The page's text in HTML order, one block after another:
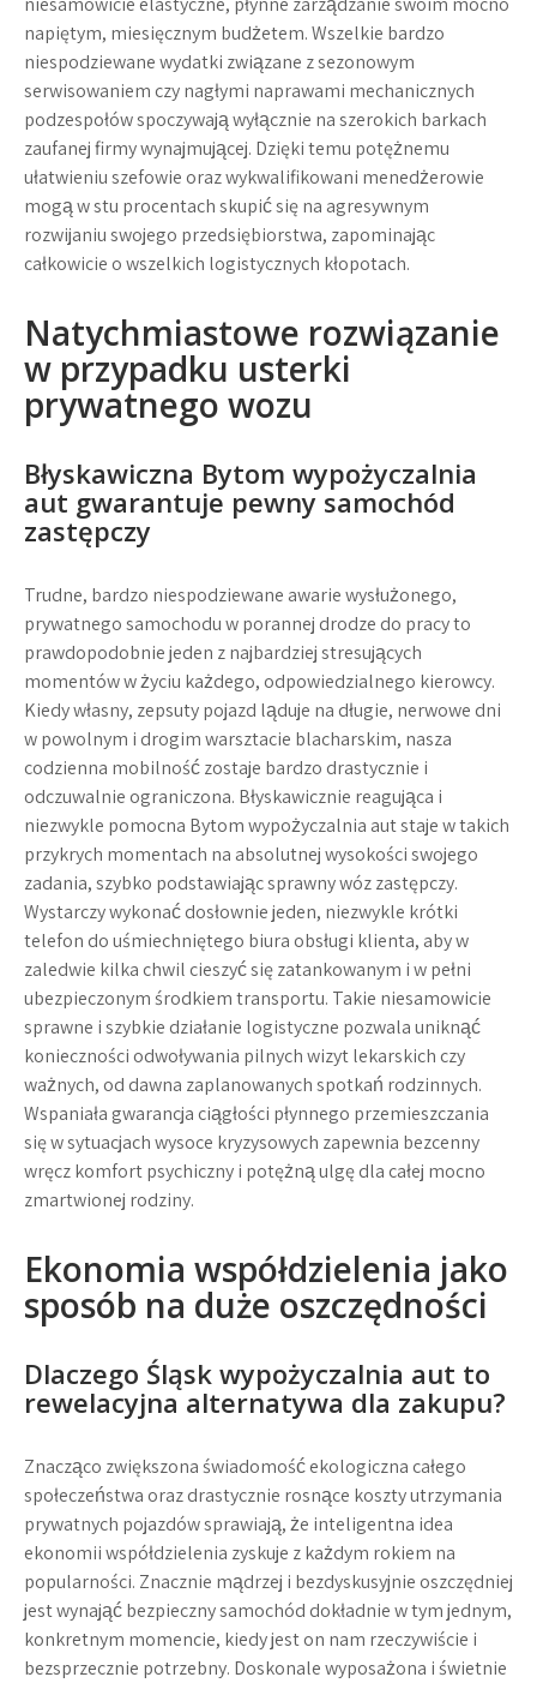
napiętym, miesięcznym budżetem. Wszelkie bardzo
niespodziewane wydatki związane z sezonowym
serwisowaniem czy nagłymi naprawami mechanicznych
podzespołów spoczywają wyłącznie na szerokich barkach
zaufanej firmy wynajmującej. Dzięki temu potężnemu
ułatwieniu szefowie oraz wykwalifikowani menedżerowie
mogą w stu procentach skupić się na agresywnym
rozwijaniu swojego przedsiębiorstwa, zapominając
całkowicie o wszelkich logistycznych kłopotach.
Natychmiastowe rozwiązanie
w przypadku usterki
prywatnego wozu
Błyskawiczna Bytom wypożyczalnia
aut gwarantuje pewny samochód
zastępczy
Trudne, bardzo niespodziewane awarie wysłużonego,
prywatnego samochodu w porannej drodze do pracy to
prawdopodobnie jeden z najbardziej stresujących
momentów w życiu każdego, odpowiedzialnego kierowcy.
Kiedy własny, zepsuty pojazd ląduje na długie, nerwowe dni
w powolnym i drogim warsztacie blacharskim, nasza
codzienna mobilność zostaje bardzo drastycznie i
odczuwalnie ograniczona. Błyskawicznie reagująca i
niezwykle pomocna Bytom wypożyczalnia autstaje w takich
przykrych momentach na absolutnej wysokości swojego
zadania, szybko podstawiając sprawny wóz zastępczy.
Wystarczy wykonać dosłownie jeden, niezwykle krótki
telefon do uśmiechniętego biura obsługi klienta, aby w
zaledwie kilka chwil cieszyć się zatankowanym i w pełni
ubezpieczonym środkiem transportu. Takie niesamowicie
sprawne i szybkie działanie logistyczne pozwala uniknąć
konieczności odwoływania pilnych wizyt lekarskich czy
ważnych, od dawna zaplanowanych spotkań rodzinnych.
Wspaniała gwarancja ciągłości płynnego przemieszczania
się w sytuacjach wysoce kryzysowych zapewnia bezcenny
wręcz komfort psychiczny i potężną ulgę dla całej mocno
zmartwionej rodziny.
Ekonomia współdzielenia jako
sposób na duże oszczędności
Dlaczego Śląsk wypożyczalnia aut to
rewelacyjna alternatywa dla zakupu?
Znacząco zwiększona świadomość ekologiczna całego
społeczeństwa oraz drastycznie rosnące koszty utrzymania
prywatnych pojazdów sprawiają, że inteligentna idea
ekonomii współdzielenia zyskuje z każdym rokiem na
popularności. Znacznie mądrzej i bezdyskusyjnie oszczędniej
jest wynająć bezpieczny samochód dokładnie w tym jednym,
konkretnym momencie, kiedy jest on nam rzeczywiście i
bezsprzecznie potrzebny. Doskonale wyposażona i świetnie